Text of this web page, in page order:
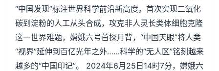
“中国发现”标注世界科学前沿新高度。首次实现二氧化
碳到淀粉的人工从头合成，攻克非人灵长类体细胞克隆
这一世界难题，嫦娥六号首探月背，“中国天眼”将人类
“视界”延伸到百亿光年之外……科学的“无人区”铭刻越来
越多的“中国印记”。 2024年6月25日14时7分，嫦娥六